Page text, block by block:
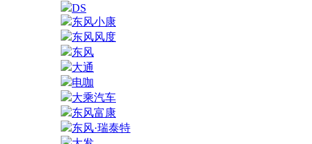
DS
东风小康
东风风度
东风
大通
电咖
大乘汽车
东风富康
东风·瑞泰特